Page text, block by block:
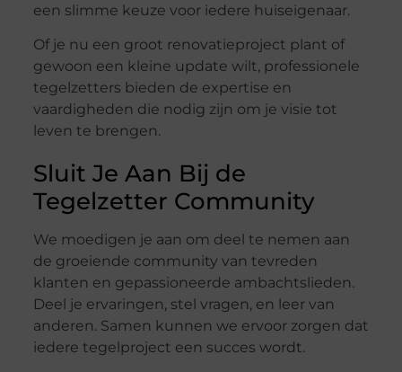
een slimme keuze voor iedere huiseigenaar.
Of je nu een groot renovatieproject plant of
gewoon een kleine update wilt, professionele
tegelzetters bieden de expertise en
vaardigheden die nodig zijn om je visie tot
leven te brengen.
Sluit Je Aan Bij de
Tegelzetter Community
We moedigen je aan om deel te nemen aan
de groeiende community van tevreden
klanten en gepassioneerde ambachtslieden.
Deel je ervaringen, stel vragen, en leer van
anderen. Samen kunnen we ervoor zorgen dat
iedere tegelproject een succes wordt.